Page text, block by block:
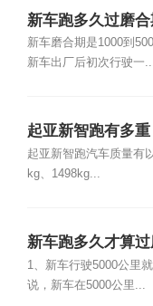
新车跑多久过磨合
新车磨合期是1000到
新车出厂后初次行驶一
起亚新智跑有多重
起亚新智跑汽车质量有
kg、1498kg...
新车跑多久才算过
1、新车行驶5000公里
说，新车在5000公里...